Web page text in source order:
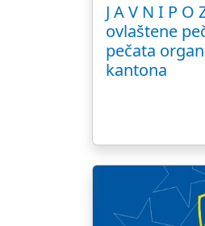
J A V N I P O
ovlaštene
pečata
kantona